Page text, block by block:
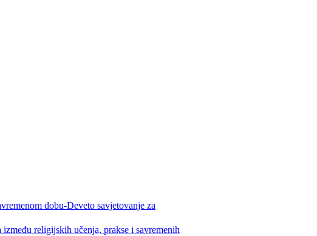
dobu-Deveto savjetovanje za
religijskih učenja, prakse i savremenih